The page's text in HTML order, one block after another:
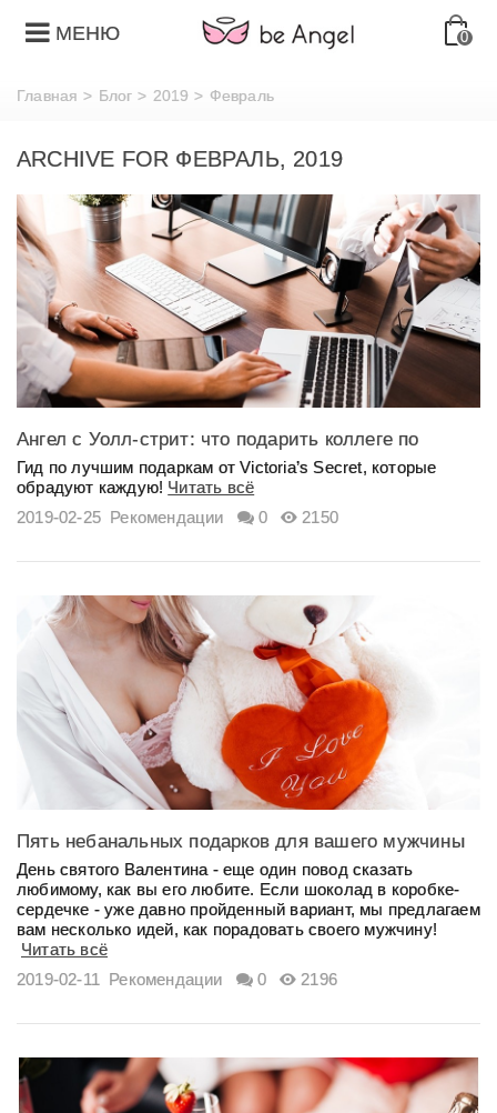
МЕНЮ 0
Главная > Блог > 2019 > Февраль
ARCHIVE FOR ФЕВРАЛЬ, 2019
Ангел с Уолл-стрит: что подарить коллеге по
работе?
Гид по лучшим подаркам от Victoria’s Secret, которые
обрадуют каждую! Читать всё
2019-02-25 Рекомендации 0 2150
Пять небанальных подарков для вашего мужчины
на День святого Валентина
День святого Валентина - еще один повод сказать
любимому, как вы его любите. Если шоколад в коробке-
сердечке - уже давно пройденный вариант, мы предлагаем
вам несколько идей, как порадовать своего мужчину!
Читать всё
2019-02-11 Рекомендации 0 2196